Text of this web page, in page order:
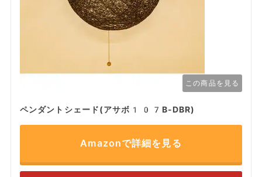
この商品を見る
ペンダントシェード(アサボ107B-DBR)
Amazonで詳細を見る